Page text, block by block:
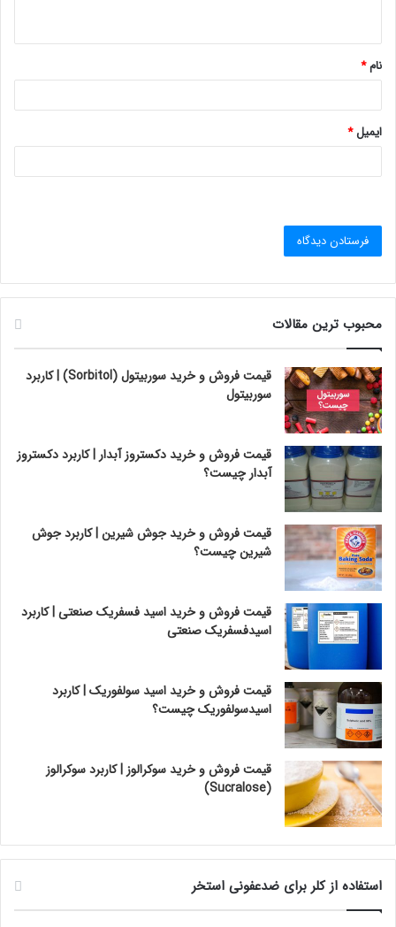
*
نام*
ایمیل*
محبوب ترین مقالات
قیمت فروش و خرید سوربیتول (Sorbitol) | کاربرد
سوربیتول
قیمت فروش و خرید دکستروز آبدار | کاربرد دکستروز
آبدار چیست؟
قیمت فروش و خرید جوش شیرین | کاربرد جوش
شیرین چیست؟
قیمت فروش و خرید اسید فسفریک صنعتی | کاربرد
اسیدفسفریک صنعتی
قیمت فروش و خرید اسید سولفوریک | کاربرد
اسیدسولفوریک چیست؟
قیمت فروش و خرید سوکرالوز | کاربرد سوکرالوز
(Sucralose)
استفاده از کلر برای ضدعفونی استخر